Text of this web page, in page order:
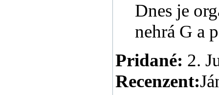
Dnes je
nehrá G a
Pridané: 2.
Recenzent: